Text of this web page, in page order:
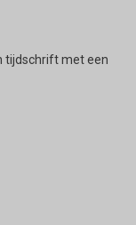
tijdschrift met een